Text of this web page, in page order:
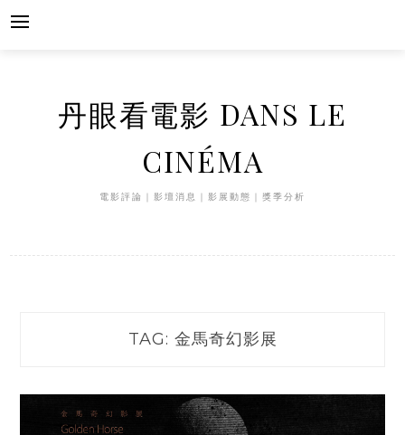
Skip
丹眼看電影 DANS LE
CINÉMA
電影評論｜影壇消息｜影展動態｜獎季分析
TAG: 金馬奇幻影展